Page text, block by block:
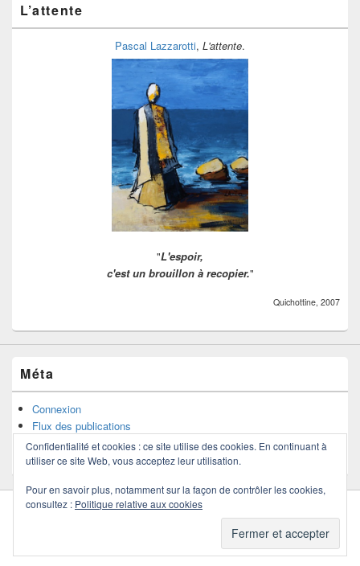
ranger
L’attente
Pascal Lazzarotti, L'attente.
"L'espoir,
c'est un brouillon à recopier."
Quichottine, 2007
Méta
Connexion
Flux des publications
Flux des commentaires
Site de WordPress-FR
Politique de confidentialité
Thèmes Catch
Confidentialité et cookies : ce site utilise des cookies. En continuant à
utiliser ce site Web, vous acceptez leur utilisation.
Pour en savoir plus, notamment sur la façon de contrôler les cookies,
consultez : Politique relative aux cookies